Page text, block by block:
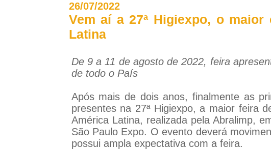
26/07/2022
Vem aí a 27ª Higiexpo, o
Latina
De 9 a 11 de agosto de 2022, feira
de todo o País
Após mais de dois anos, finalmente as
presentes na 27ª Higiexpo, a maior feira
América Latina, realizada pela Abralimp,
São Paulo Expo. O evento deverá
possui ampla expectativa com a feira.